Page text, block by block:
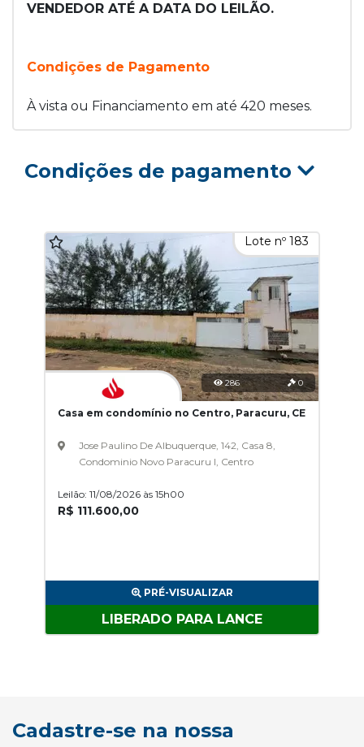
VENDEDOR ATÉ A DATA DO LEILÃO.
Condições de Pagamento
À vista ou Financiamento em até 420 meses.
Condições de pagamento
Lote nº 183
286 0
Casa em condomínio no Centro, Paracuru, CE
Jose Paulino De Albuquerque, 142, Casa 8,
Condominio Novo Paracuru I, Centro
Leilão: 11/08/2026 às 15h00
R$ 111.600,00
PRÉ-VISUALIZAR
LIBERADO PARA LANCE
Cadastre-se na nossa